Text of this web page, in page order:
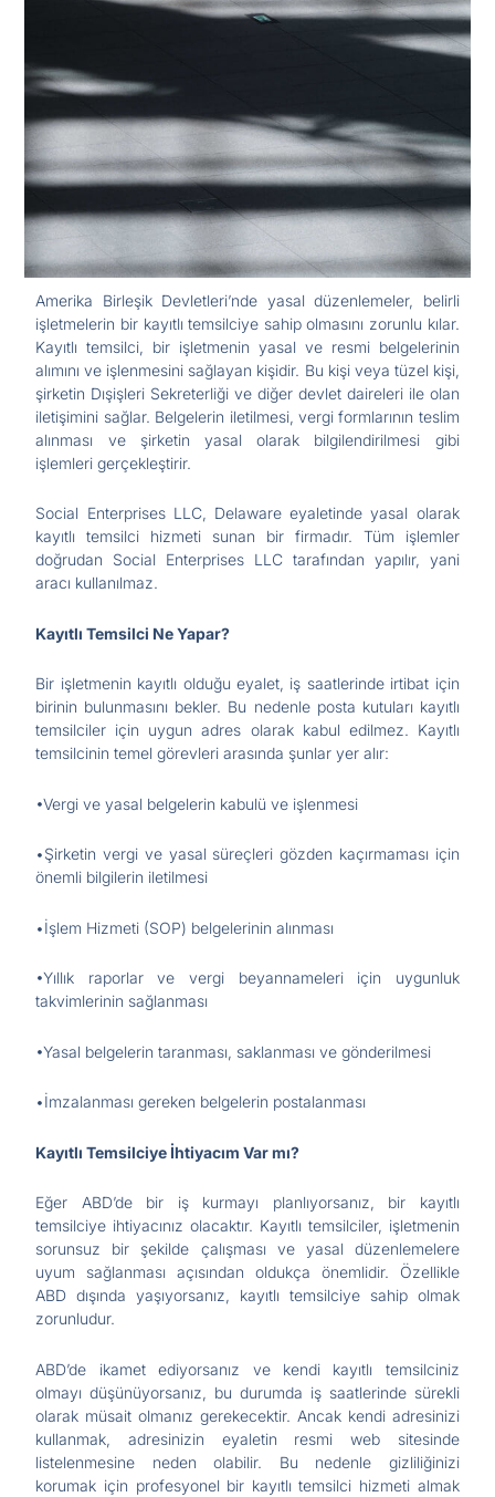
Amerika Birleşik Devletleri’nde yasal düzenlemeler, belirli
işletmelerin bir kayıtlı temsilciye sahip olmasını zorunlu kılar.
Kayıtlı temsilci, bir işletmenin yasal ve resmi belgelerinin
alımını ve işlenmesini sağlayan kişidir. Bu kişi veya tüzel kişi,
şirketin Dışişleri Sekreterliği ve diğer devlet daireleri ile olan
iletişimini sağlar. Belgelerin iletilmesi, vergi formlarının teslim
alınması ve şirketin yasal olarak bilgilendirilmesi gibi
işlemleri gerçekleştirir.
Social Enterprises LLC, Delaware eyaletinde yasal olarak
kayıtlı temsilci hizmeti sunan bir firmadır. Tüm işlemler
doğrudan Social Enterprises LLC tarafından yapılır, yani
aracı kullanılmaz.
Kayıtlı Temsilci Ne Yapar?
Bir işletmenin kayıtlı olduğu eyalet, iş saatlerinde irtibat için
birinin bulunmasını bekler. Bu nedenle posta kutuları kayıtlı
temsilciler için uygun adres olarak kabul edilmez. Kayıtlı
temsilcinin temel görevleri arasında şunlar yer alır:
•Vergi ve yasal belgelerin kabulü ve işlenmesi
•Şirketin vergi ve yasal süreçleri gözden kaçırmaması için
önemli bilgilerin iletilmesi
•İşlem Hizmeti (SOP) belgelerinin alınması
•Yıllık raporlar ve vergi beyannameleri için uygunluk
takvimlerinin sağlanması
•Yasal belgelerin taranması, saklanması ve gönderilmesi
•İmzalanması gereken belgelerin postalanması
Kayıtlı Temsilciye İhtiyacım Var mı?
Eğer ABD’de bir iş kurmayı planlıyorsanız, bir kayıtlı
temsilciye ihtiyacınız olacaktır. Kayıtlı temsilciler, işletmenin
sorunsuz bir şekilde çalışması ve yasal düzenlemelere
uyum sağlanması açısından oldukça önemlidir. Özellikle
ABD dışında yaşıyorsanız, kayıtlı temsilciye sahip olmak
zorunludur.
ABD’de ikamet ediyorsanız ve kendi kayıtlı temsilciniz
olmayı düşünüyorsanız, bu durumda iş saatlerinde sürekli
olarak müsait olmanız gerekecektir. Ancak kendi adresinizi
kullanmak, adresinizin eyaletin resmi web sitesinde
listelenmesine neden olabilir. Bu nedenle gizliliğinizi
korumak için profesyonel bir kayıtlı temsilci hizmeti almak